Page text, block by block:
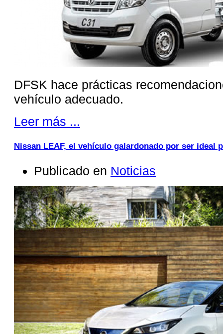
DFSK hace prácticas
vehículo adecuado.
Leer más ...
Nissan LEAF, el vehículo galardonado por ser ideal
Publicado en Noticias